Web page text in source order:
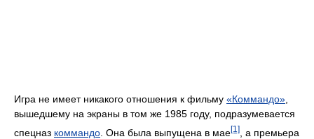
Игра не имеет никакого отношения к фильму «Коммандо»
вышедшему на экраны в том же 1985 году, подразумевается
спецназ коммандо . Она была выпущена в мае[1]
, а премьера